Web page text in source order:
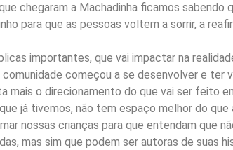
chegaram a Machadinha ficamos sabendo
para que as pessoas voltem a sorrir, a
importantes, que vai impactar na
começou a se desenvolver e ter
mais o direcionamento do que vai ser feito
já tivemos, não tem espaço melhor do que
nossas crianças para que entendam que
mas sim que podem ser autoras de suas